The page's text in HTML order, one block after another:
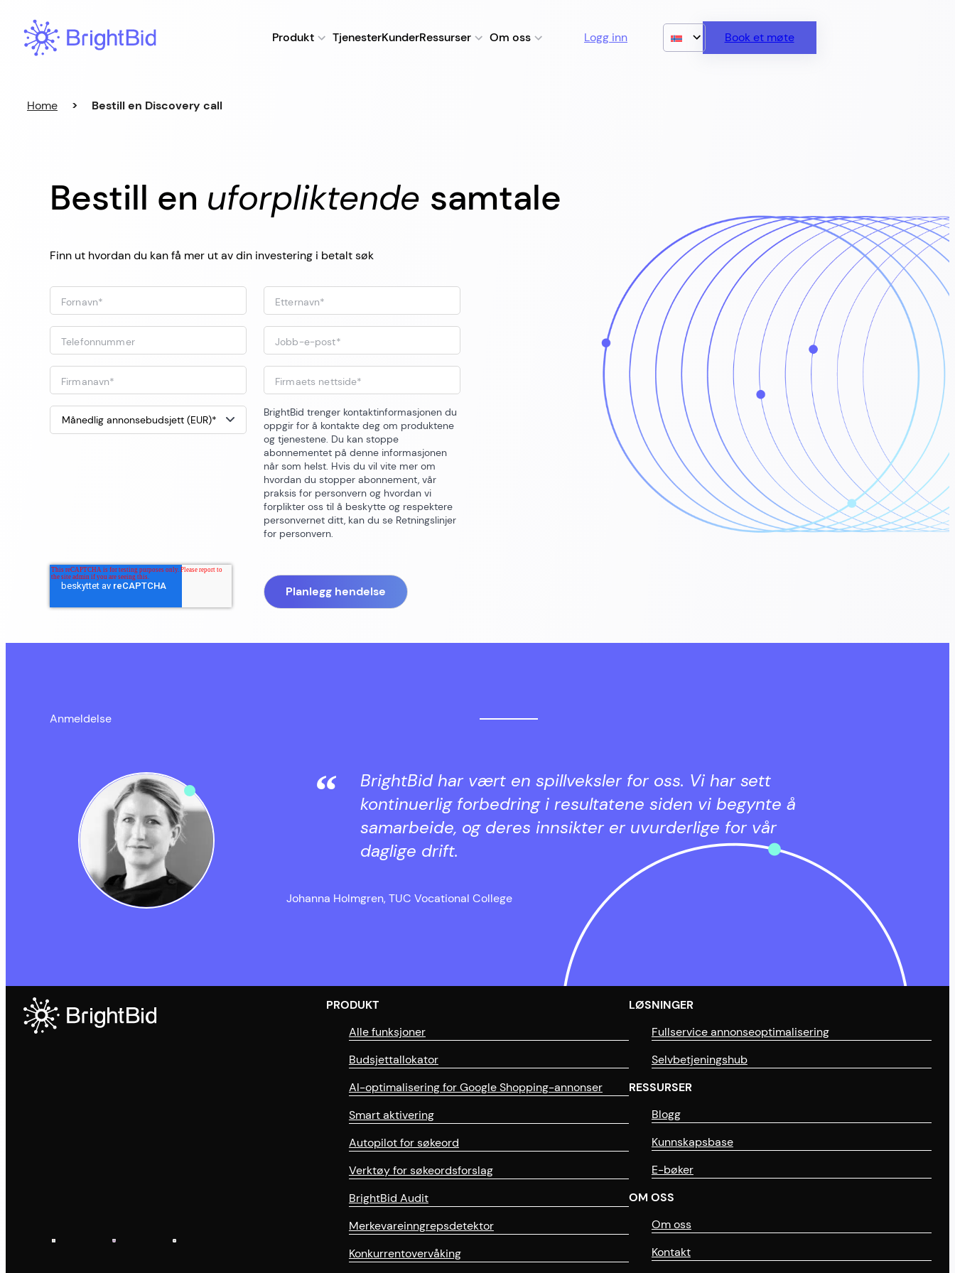
innhold
Produkt TjenesterKunderRessurser Om oss Logg inn Book et møte
Home > Bestill en Discovery call
Bestill en uforpliktende samtale
Finn ut hvordan du kan få mer ut av din investering i betalt søk
Fornavn* Etternavn*
Telefonnummer Jobb-e-post*
Firmanavn* Firmaets nettside*
BrightBid trenger kontaktinformasjonen du
oppgir for å kontakte deg om produktene
og tjenestene. Du kan stoppe
abonnementet på denne informasjonen
når som helst. Hvis du vil vite mer om
hvordan du stopper abonnement, vår
praksis for personvern og hvordan vi
forplikter oss til å beskytte og respektere
personvernet ditt, kan du se Retningslinjer
for personvern.
Anmeldelse
BrightBid har vært en spillveksler for oss. Vi har sett
kontinuerlig forbedring i resultatene siden vi begynte å
samarbeide, og deres innsikter er uvurderlige for vår
daglige drift.
Johanna Holmgren, TUC Vocational College
PRODUKT
Alle funksjoner
Budsjettallokator
AI-optimalisering for Google Shopping-annonser
Smart aktivering
Autopilot for søkeord
Verktøy for søkeordsforslag
BrightBid Audit
Merkevareinngrepsdetektor
Konkurrentovervåking
LØSNINGER
Fullservice annonseoptimalisering
Selvbetjeningshub
RESSURSER
Blogg
Kunnskapsbase
E-bøker
OM OSS
Om oss
Kontakt